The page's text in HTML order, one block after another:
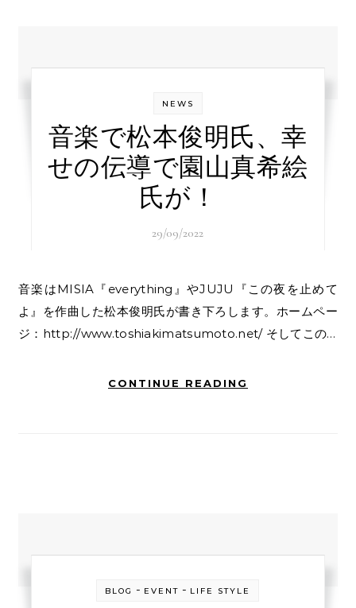
NEWS
音楽で松本俊明氏、幸
せの伝導で園山真希絵
氏が！
29/09/2022
音楽はMISIA『everything』やJUJU『この夜を止めて
よ』を作曲した松本俊明氏が書き下ろします。ホームペー
ジ：http://www.toshiakimatsumoto.net/ そしてこの…
CONTINUE READING
BLOG - EVENT - LIFE STYLE